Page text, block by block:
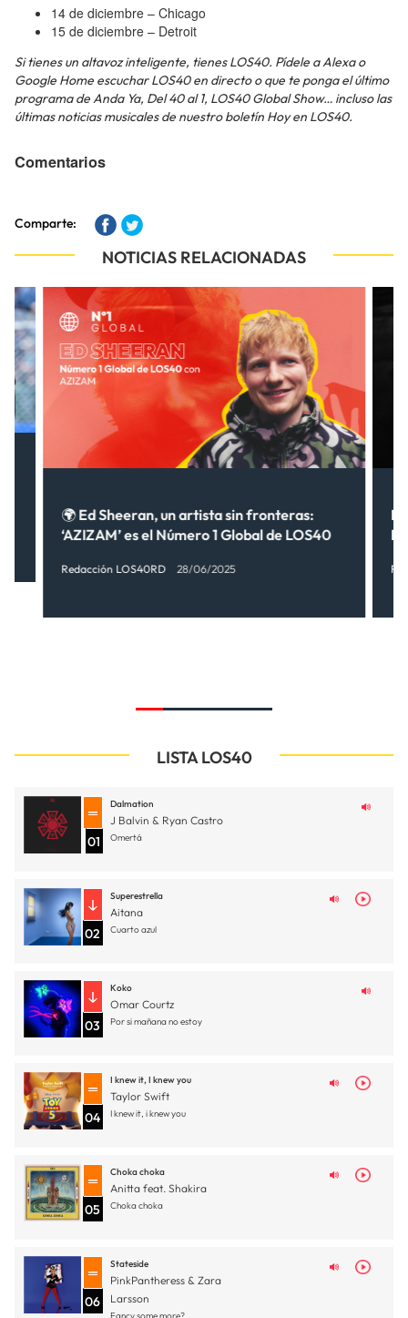
14 de diciembre – Chicago
15 de diciembre – Detroit
Si tienes un altavoz inteligente, tienes LOS40. Pídele a Alexa o
Google Home escuchar LOS40 en directo o que te ponga el último
programa de Anda Ya, Del 40 al 1, LOS40 Global Show… incluso las
últimas noticias musicales de nuestro boletín Hoy en LOS40.
Comentarios
Comparte:
NOTICIAS RELACIONADAS
🌍 Ed Sheeran, un artista sin fronteras:
‘AZIZAM’ es el Número 1 Global de LOS40
Redacción LOS40RD 28/06/2025
LISTA LOS40
01
Dalmation
J Balvin & Ryan Castro
Omertá
02
Superestrella
Aitana
Cuarto azul
03
Koko
Omar Courtz
Por si mañana no estoy
04
I knew it, I knew you
Taylor Swift
I knew it, i knew you
05
Choka choka
Anitta feat. Shakira
Choka choka
06
Stateside
PinkPantheress & Zara
Larsson